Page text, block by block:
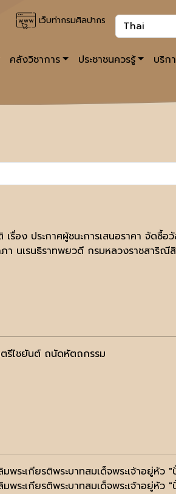
เว็บท่ากรมศิลปากร
คลังวิชาการ ประชาชนควรรู้ บริก
รื่อง ประกาศผู้ชนะการเสนอราคา จัดซื้อ
ภา นเรนธิราทพยวดี กรมหลวงราชสาริ
รีไชยันต์ ถนัดหัตถกรรม
ระเกียรติพระบาทสมเด็จพระเจ้าอยู่หัว
ระเกียรติพระบาทสมเด็จพระเจ้าอยู่หัว